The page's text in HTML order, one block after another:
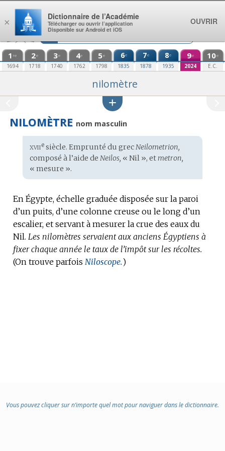
Aller au contenu
1 re
1694
2e
1718
3e
1740
4e
1762
5e
1798
6e
1835
7e
1878
8e
1935
9e
2024
10e
E.C.
nilomètre
NILOMÈTRE nom masculin
Étymologie
:
xviiesiècle. Emprunté du grecNeilometrion,
composé à l’aide de Neilos, « Nil », etmetron,
« mesure ».
En Égypte, échelle graduée disposée sur la paroi
d’un puits, d’une colonne creuse ou le long d’un
escalier, et servant à mesurer la crue des eaux du
Nil. Les nilomètres servaient aux anciens Égyptiens à
fixer chaque année le taux de l’impôt sur les récoltes.
(On trouve parfois Niloscope.)
Vous pouvez cliquer sur n’importe quel mot pour naviguer dans le dictionnaire.
×
Dictionnaire de l’Académie
Télécharger ou ouvrir l’application
Disponible sur Android et iOS
OUVRIR